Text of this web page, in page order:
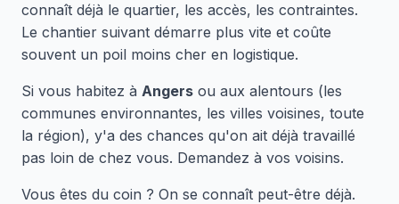
connaît déjà le quartier, les accès, les contraintes.
Le chantier suivant démarre plus vite et coûte
souvent un poil moins cher en logistique.
Si vous habitez à Angers ou aux alentours (les
communes environnantes, les villes voisines, toute
la région), y'a des chances qu'on ait déjà travaillé
pas loin de chez vous. Demandez à vos voisins.
Vous êtes du coin ? On se connaît peut-être déjà.